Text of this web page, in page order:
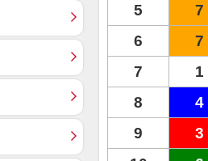
5
7
6
7
7
1
8
4
9
3